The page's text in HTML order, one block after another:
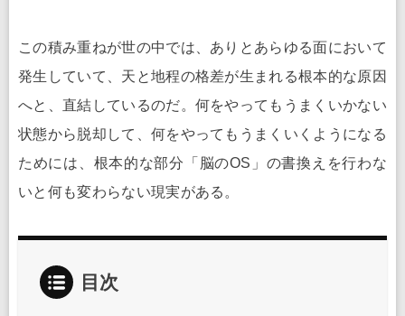
この積み重ねが世の中では、ありとあらゆる面において
発生していて、天と地程の格差が生まれる根本的な原因
へと、直結しているのだ。何をやってもうまくいかない
状態から脱却して、何をやってもうまくいくようになる
ためには、根本的な部分「脳のOS」の書換えを行わな
いと何も変わらない現実がある。
目次